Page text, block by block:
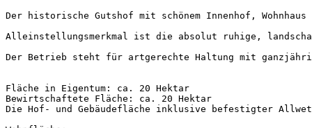
Der historische Gutshof mit schönem Innenhof,
Alleinstellungsmerkmal ist die absolut ruhige,
Der Betrieb steht für artgerechte Haltung mit
Fläche in Eigentum: ca. 20 Hektar
Bewirtschaftete Fläche: ca. 20 Hektar
Die Hof- und Gebäudefläche inklusive befestigter